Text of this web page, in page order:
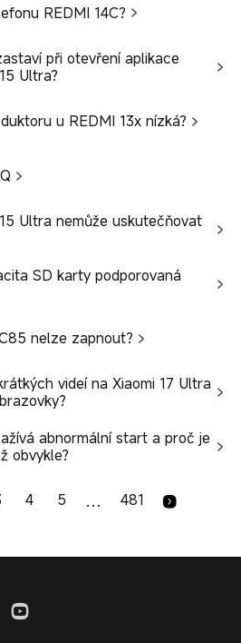
REDMI 14C?
při otevření aplikace
Ultra?
u REDMI 13x nízká?
Ultra nemůže uskutečňovat
SD karty podporovaná
nelze zapnout?
videí na Xiaomi 17 Ultra
abnormální start a proč je
obvykle?
4 5 ... 481